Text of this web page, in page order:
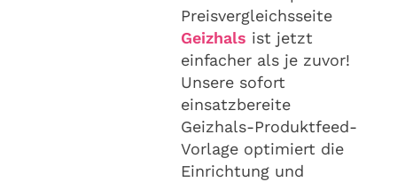
Preisvergleichsseite
Geizhals ist jetzt
einfacher als je zuvor!
Unsere sofort
einsatzbereite
Geizhals-Produktfeed-
Vorlage optimiert die
Einrichtung und